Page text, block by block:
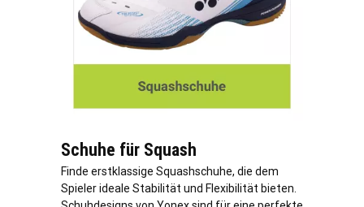
Schuhe für Squash
Finde erstklassige Squashschuhe, die dem
Spieler ideale Stabilität und Flexibilität bieten.